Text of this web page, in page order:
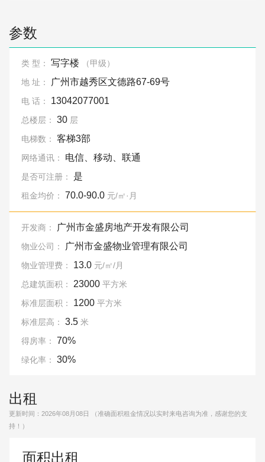
参数
类 型： 写字楼
（甲级）
地 址：
广州市越秀区文德路67-69号
电 话： 13042077001
总楼层： 30 层
电梯数： 客梯3部
网络通讯： 电信、移动、联通
是否可注册： 是
租金均价： 70.0-90.0 元/㎡·月
开发商： 广州市金盛房地产开发有限公司
物业公司： 广州市金盛物业管理有限公司
物业管理费： 13.0 元/㎡/月
总建筑面积：
23000 平方米
标准层面积：
1200 平方米
标准层高： 3.5 米
得房率： 70%
绿化率： 30%
出租
更新时间： 2026年08月08日
（准确面积租金情况以实时来电咨询为准，感谢您的支
持！）
面积出租